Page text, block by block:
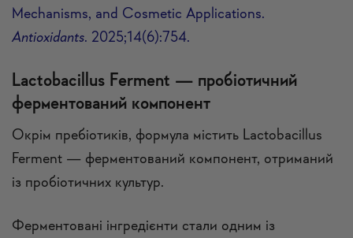
Mechanisms, and Cosmetic Applications.
Antioxidants. 2025;14(6):754.
Lactobacillus Ferment — пробіотичний
ферментований компонент
Окрім пребіотиків, формула містить Lactobacillus
Ferment — ферментований компонент, отриманий
із пробіотичних культур.
Ферментовані інгредієнти стали одним із